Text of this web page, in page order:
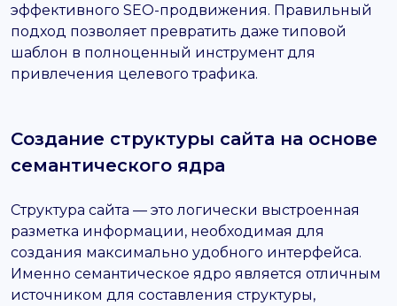
эффективного SEO-продвижения. Правильный
подход позволяет превратить даже типовой
шаблон в полноценный инструмент для
привлечения целевого трафика.
Создание структуры сайта на основе
семантического ядра
Структура сайта — это логически выстроенная
разметка информации, необходимая для
создания максимально удобного интерфейса.
Именно семантическое ядро является отличным
источником для составления структуры,